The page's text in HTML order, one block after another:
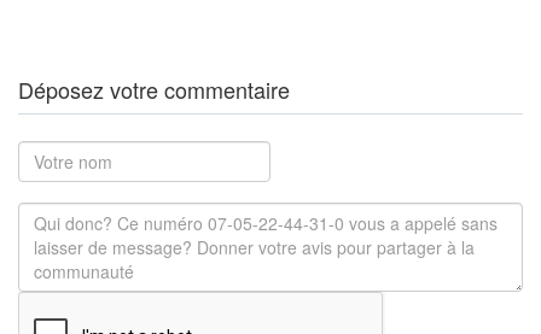
Déposez votre commentaire